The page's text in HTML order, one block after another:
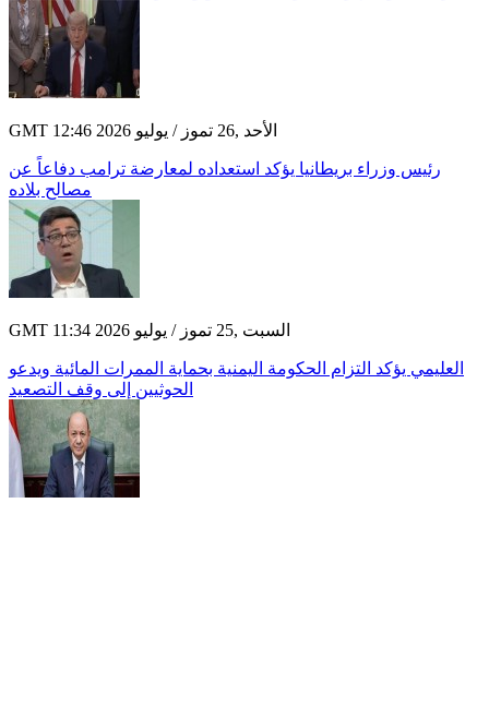
GMT 12:46 2026 الأحد ,26 تموز / يوليو
رئيس وزراء بريطانيا يؤكد استعداده لمعارضة ترامب دفاعاً عن
مصالح بلاده
GMT 11:34 2026 السبت ,25 تموز / يوليو
العليمي يؤكد التزام الحكومة اليمنية بحماية الممرات المائية ويدعو
الحوثيين إلى وقف التصعيد